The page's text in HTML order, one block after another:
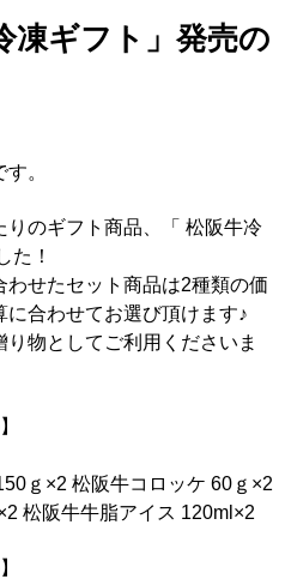
凍ギフト」発売の
。
りのギフト商品、「 松阪牛冷
た！
せたセット商品は2種類の価
合わせてお選び頂けます♪
物としてご利用くださいま
ｇ×2 松阪牛コロッケ 60ｇ×2
松阪牛牛脂アイス 120ml×2